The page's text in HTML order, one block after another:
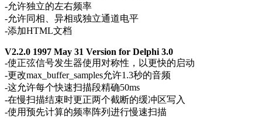
-允许独立的左右频率
-允许同相、异相或独立通道电平
-添加HTML文档
V2.2.0 1997 May 31 Version for Delphi 3.0
-使正弦信号发生器使用对称性，以更快的启动
-更改max_buffer_samples允许1.3秒的音频
-这允许每个快速扫描段精确50ms
-在慢扫描结束时更正两个截断的缓冲区写入
-使用预先计算的频率阵列进行慢速扫描